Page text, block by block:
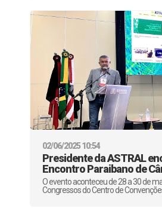
02/06/2025 10:54
Presidente da ASTRAL
Encontro Paraibano de
O evento aconteceu de 28 a 30 de
Congressos do Centro de